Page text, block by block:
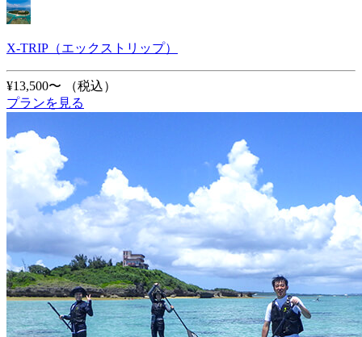
X-TRIP（エックストリップ）
¥13,500〜
（税込）
プランを見る